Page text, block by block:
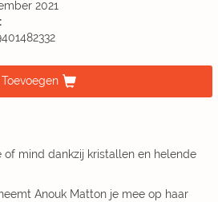
2021
Toevoegen
of mind dankzij kristallen en helende
Anouk Matton je mee op haar